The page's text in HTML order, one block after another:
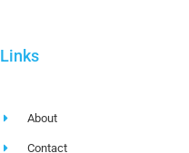
Links
About
Contact